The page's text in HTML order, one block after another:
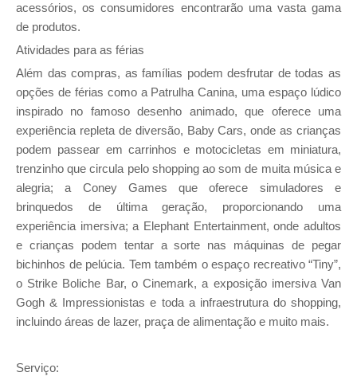
acessórios, os consumidores encontrarão uma vasta gama
de produtos.
Atividades para as férias
Além das compras, as famílias podem desfrutar de todas as
opções de férias como a Patrulha Canina, uma espaço lúdico
inspirado no famoso desenho animado, que oferece uma
experiência repleta de diversão, Baby Cars, onde as crianças
podem passear em carrinhos e motocicletas em miniatura,
trenzinho que circula pelo shopping ao som de muita música e
alegria; a Coney Games que oferece simuladores e
brinquedos de última geração, proporcionando uma
experiência imersiva; a Elephant Entertainment, onde adultos
e crianças podem tentar a sorte nas máquinas de pegar
bichinhos de pelúcia. Tem também o espaço recreativo “Tiny”,
o Strike Boliche Bar, o Cinemark, a exposição imersiva Van
Gogh & Impressionistas e toda a infraestrutura do shopping,
incluindo áreas de lazer, praça de alimentação e muito mais.
Serviço: